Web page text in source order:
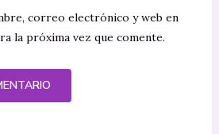
correo electrónico y web en
la próxima vez que comente.